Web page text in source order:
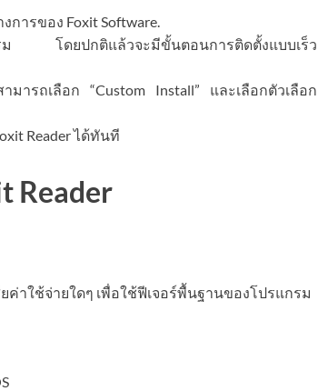
การของ Foxit Software.
รม โดยปกติแล้วจะมีขั้นตอนการติดตั้งแบบเร็ว
ารถเลือก “Custom Install” และเลือกตัวเลือก
Reader ได้ทันที
Reader
ค่าใช้จ่ายใดๆ เพื่อใช้ฟีเจอร์พื้นฐานของโปรแกรม